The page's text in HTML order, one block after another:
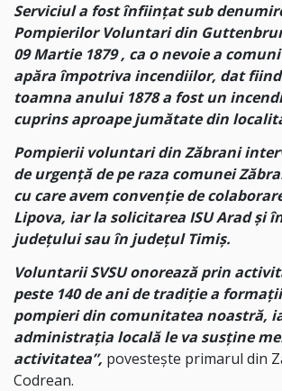
Serviciul a fost înființat sub
Pompierilor Voluntari din
09 Martie 1879 , ca o nevoie a
apăra împotriva incendiilor, dat
toamna anului 1878 a fost un
cuprins aproape jumătate din
Pompierii voluntari din Zăbrani
de urgență de pe raza comunei
cu care avem convenție de
Lipova, iar la solicitarea ISU Arad și
județului sau în județul Timiș.
Voluntarii SVSU onorează prin
peste 140 de ani de tradiție a
pompieri din comunitatea noastră,
administrația locală le va susține
activitatea”, povestește primarul din
Codrean.